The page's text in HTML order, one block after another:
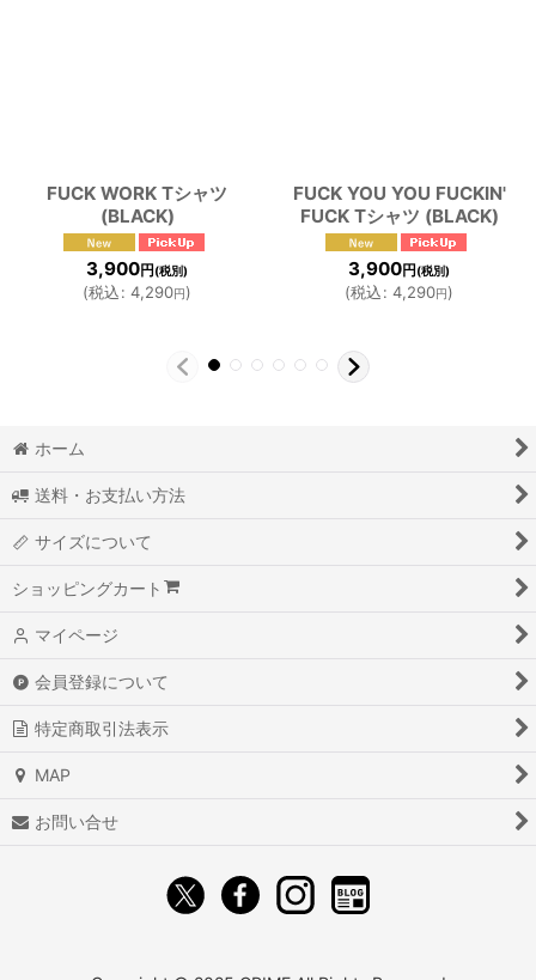
FUCK WORK Tシャツ
(BLACK)
3,900円 (税別)
(税込: 4,290円)
FUCK YOU YOU FUCKIN'
FUCK Tシャツ (BLACK)
3,900円 (税別)
(税込: 4,290円)
ホーム
送料・お支払い方法
サイズについて
ショッピングカート
マイページ
会員登録について
特定商取引法表示
MAP
お問い合せ